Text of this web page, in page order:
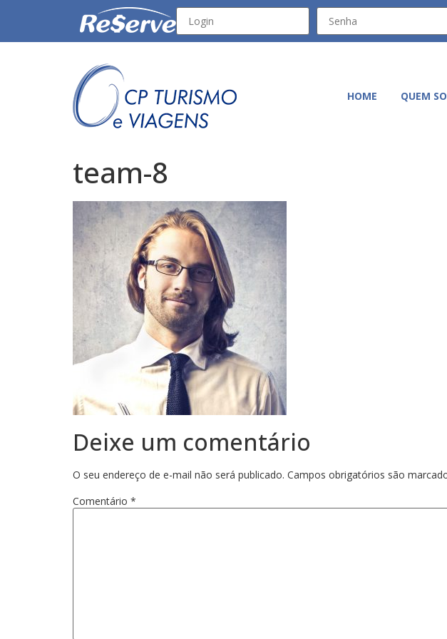
HOME QUEM
team-8
Deixe um comentário
O seu endereço de e-mail não será publicado. Campos obrigatórios são
Comentário *